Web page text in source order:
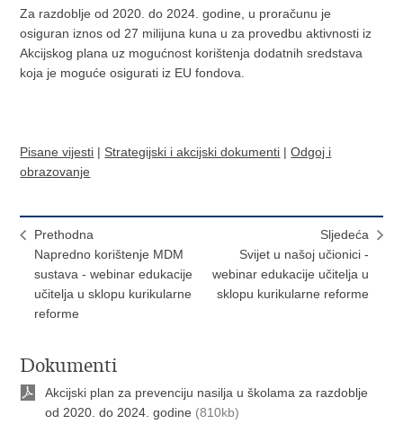
Za razdoblje od 2020. do 2024. godine, u proračunu je
osiguran iznos od 27 milijuna kuna u za provedbu aktivnosti iz
Akcijskog plana uz mogućnost korištenja dodatnih sredstava
koja je moguće osigurati iz EU fondova.
Pisane vijesti | Strategijski i akcijski dokumenti |Odgoj i
obrazovanje
Prethodna
Napredno korištenje MDM
sustava - webinar edukacije
učitelja u sklopu kurikularne
reforme
Sljedeća
Svijet u našoj učionici -
webinar edukacije učitelja u
sklopu kurikularne reforme
Dokumenti
Akcijski plan za prevenciju nasilja u školama za razdoblje
od 2020. do 2024. godine (810kb)